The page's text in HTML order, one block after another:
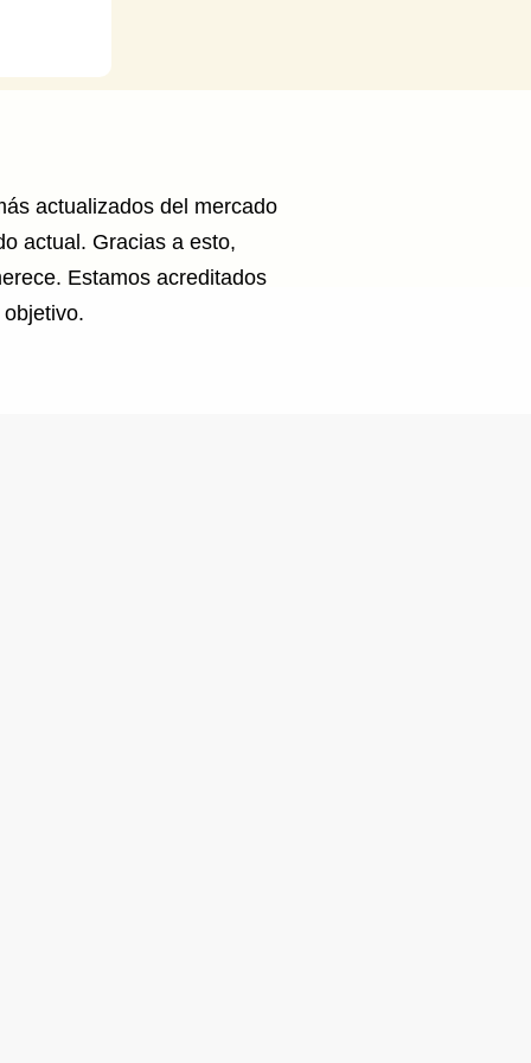
actualizados del mercado
actual. Gracias a esto,
Estamos acreditados